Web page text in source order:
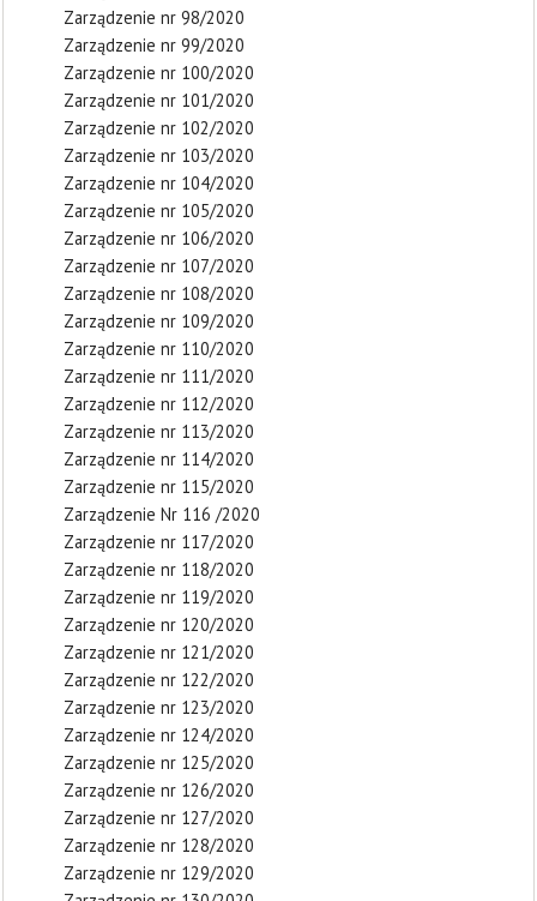
Zarządzenie nr 98/2020
Zarządzenie nr 99/2020
Zarządzenie nr 100/2020
Zarządzenie nr 101/2020
Zarządzenie nr 102/2020
Zarządzenie nr 103/2020
Zarządzenie nr 104/2020
Zarządzenie nr 105/2020
Zarządzenie nr 106/2020
Zarządzenie nr 107/2020
Zarządzenie nr 108/2020
Zarządzenie nr 109/2020
Zarządzenie nr 110/2020
Zarządzenie nr 111/2020
Zarządzenie nr 112/2020
Zarządzenie nr 113/2020
Zarządzenie nr 114/2020
Zarządzenie nr 115/2020
Zarządzenie Nr 116 /2020
Zarządzenie nr 117/2020
Zarządzenie nr 118/2020
Zarządzenie nr 119/2020
Zarządzenie nr 120/2020
Zarządzenie nr 121/2020
Zarządzenie nr 122/2020
Zarządzenie nr 123/2020
Zarządzenie nr 124/2020
Zarządzenie nr 125/2020
Zarządzenie nr 126/2020
Zarządzenie nr 127/2020
Zarządzenie nr 128/2020
Zarządzenie nr 129/2020